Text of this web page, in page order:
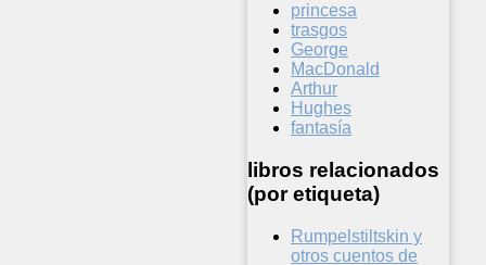
princesa
trasgos
George
MacDonald
Arthur
Hughes
fantasía
libros relacionados
(por etiqueta)
Rumpelstiltskin y
otros cuentos de